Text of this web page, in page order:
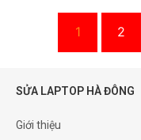
1 2
SỬA LAPTOP HÀ ĐÔNG
Giới thiệu